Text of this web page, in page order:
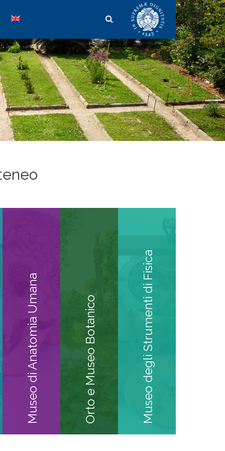
Museo di Anatomia Umana Orto e Museo Botanico Museo degli Strumenti di Fisica